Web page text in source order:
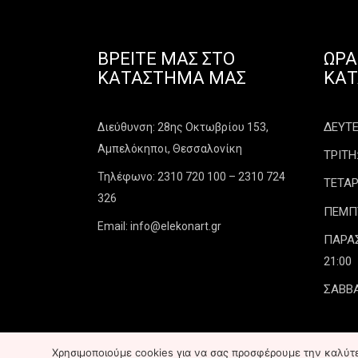
ΒΡΕΊΤΕ ΜΑΣ ΣΤΟ
ΚΑΤΆΣΤΗΜΑ ΜΑΣ
Διεύθυνση: 28ης Οκτωβρίου 153,
Αμπελόκηποι, Θεσσαλονίκη
Τηλέφωνο: 2310 720 100 – 2310 724
326
Email: info@elekonart.gr
21:00
Χρησιμοποιούμε cookies για να σας προσφέρουμε την